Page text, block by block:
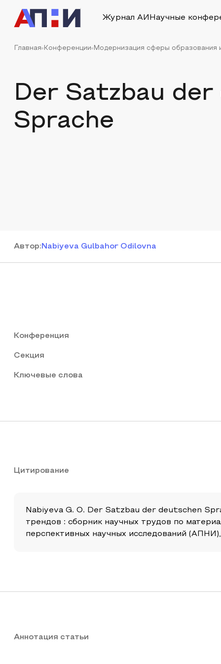
Журнал АИ Научные
Главная Конференции Модернизация сферы образования
Der Satzbau
Sprache
Автор: Nabiyeva Gulbahor Odilovna
Конференция
Секция
Ключевые слова
Цитирование
Nabiyeva G. O. Der Satzbau der deutschen
трендов : сборник научных трудов по
перспективных научных исследований
Аннотация статьи